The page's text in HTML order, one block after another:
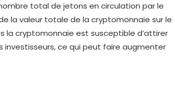
total de jetons en circulation par le
la valeur totale de la cryptomonnaie sur le
la cryptomonnaie est susceptible d’attirer
ce qui peut faire augmenter